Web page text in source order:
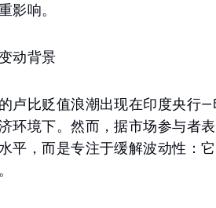
影响。
动背景
卢比贬值浪潮出现在印度央行
环境下。然而，据市场参与者
平，而是专注于缓解波动性：